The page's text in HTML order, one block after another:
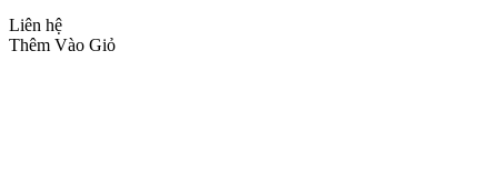
Liên hệ
Thêm Vào Giỏ